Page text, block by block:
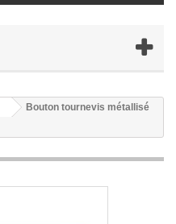
Bouton tournevis métallisé